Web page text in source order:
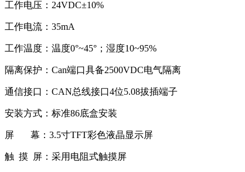
工作电压：24VDC±10%
工作电流：35mA
工作温度：温度0°~45°；湿度10~95%
隔离保护：Can端口具备2500VDC电气隔离
通信接口：CAN总线接口4位5.08拔插端子
安装方式：标准86底盒安装
屏 幕：3.5寸TFT彩色液晶显示屏
触 摸 屏：采用电阻式触摸屏